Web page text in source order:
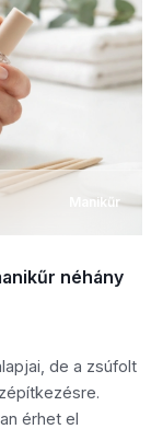
Manikűr
néhány
de a zsúfolt
érhet el